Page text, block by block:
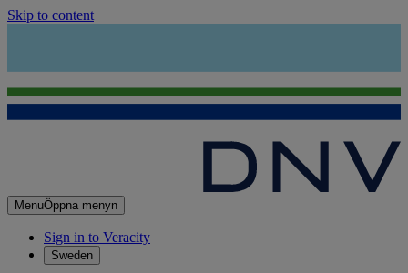
Skip to content
MenuÖppna menyn
Sign in to Veracity
Sweden